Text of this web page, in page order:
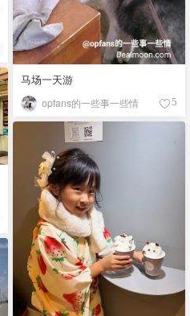
马场一天游
opfans的一些事一些情 5